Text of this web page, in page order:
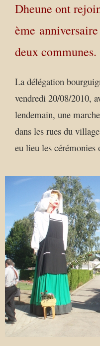
Dheune ont
ème
deux communes.
La délégation
vendredi 20/08/2010,
lendemain, une
dans les rues du
eu lieu les cérémonies